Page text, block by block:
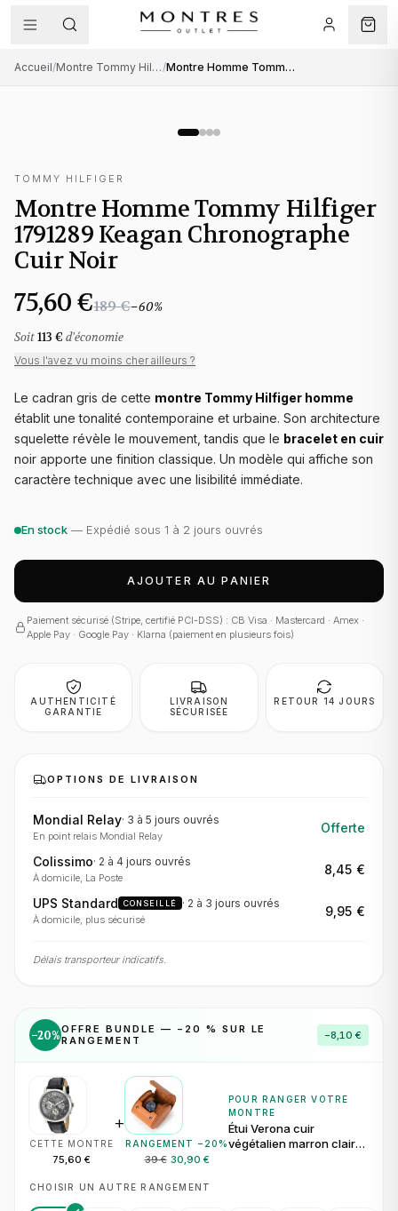
Accueil/ Montre Tommy Hilfiger homme/ Montre Homme Tommy Hilfiger 1791289 Keagan Chronographe Cuir Noir
TOMMY HILFIGER
Montre Homme Tommy Hilfiger
1791289 Keagan Chronographe
Cuir Noir
75,60 €189 €−60%
Soit113 € d'économie
Vous l'avez vu moins cher ailleurs ?
Le cadran gris de cette montre Tommy Hilfiger homme
établit une tonalité contemporaine et urbaine. Son architecture
squelette révèle le mouvement, tandis que le bracelet en cuir
noir apporte une finition classique. Un modèle qui affiche son
caractère technique avec une lisibilité immédiate.
En stock — Expédié sous 1 à 2 jours ouvrés
AJOUTER AU PANIER
Paiement sécurisé (Stripe, certifié PCI-DSS) : CB Visa · Mastercard · Amex ·
Apple Pay · Google Pay · Klarna (paiement en plusieurs fois)
AUTHENTICITÉ
GARANTIE
LIVRAISON
SÉCURISÉE
RETOUR 14 JOURS
OPTIONS DE LIVRAISON
Mondial Relay· 3 à 5 jours ouvrés
En point relais Mondial Relay
Offerte
Colissimo· 2 à 4 jours ouvrés
À domicile, La Poste
8,45 €
UPS Standard CONSEILLÉ · 2 à 3 jours ouvrés
À domicile, plus sécurisé
9,95 €
Délais transporteur indicatifs.
−20%OFFRE BUNDLE — − 20 % SUR LE
RANGEMENT
−8,10 €
CETTE MONTRE
75,60 €
+
RANGEMENT − 20 %
39 € 30,90 €
POUR RANGER VOTRE
MONTRE
Étui Verona cuir
végétalien marron clair
CHOISIR UN AUTRE RANGEMENT